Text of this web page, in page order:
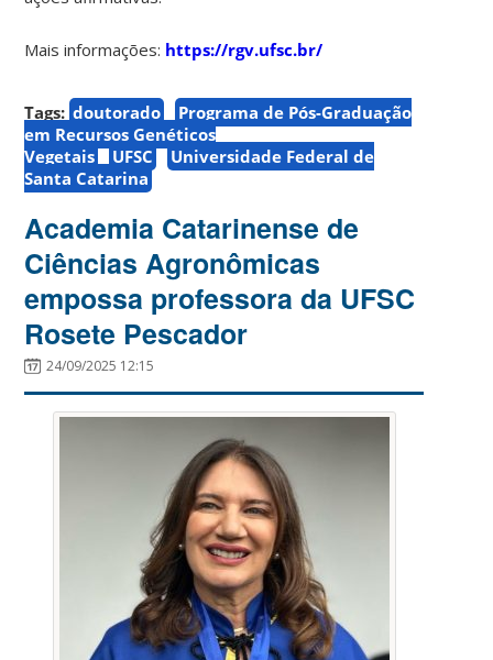
Mais informações: https://rgv.ufsc.br/
Tags: doutorado
Programa de Pós-Graduação
em Recursos Genéticos
Vegetais
UFSC
Universidade Federal de
Santa Catarina
Academia Catarinense de
Ciências Agronômicas
empossa professora da UFSC
Rosete Pescador
24/09/2025 12:15